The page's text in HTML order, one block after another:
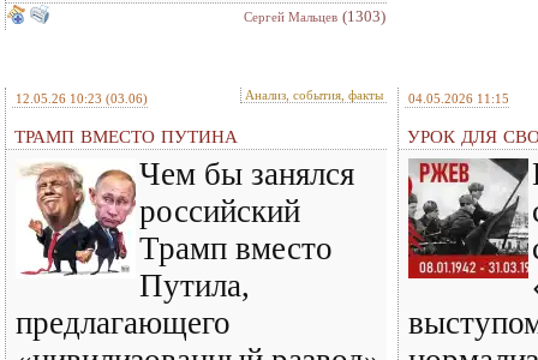
Сергей Мальцев (1303)
12.05.26 10:23 (03.06) Анализ, события, факты
ТРАМП ВМЕСТО ПУТИНА
Чем бы занялся
российский
Трамп вместо
Путила,
предлагающего
04.05.2026 11:15
УРОК ДЛЯ